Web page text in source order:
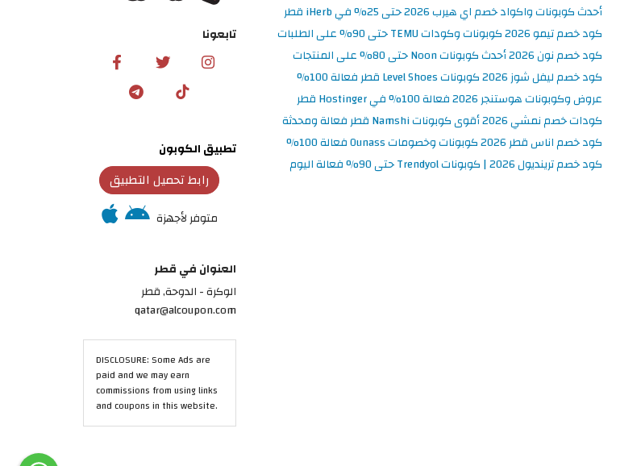
أحدث كوبونات واكواد خصم اي هيرب 2026 حتى 25% في iHerb قطر
كود خصم تيمو 2026 كوبونات وكودات TEMU حتى 90% على الطلبات
كود خصم نون 2026 أحدث كوبونات Noon حتى 80% على المنتجات
كود خصم ليفل شوز 2026 كوبونات Level Shoes قطر فعالة 100%
عروض وكوبونات هوستنجر 2026 فعالة 100% في Hostinger قطر
كودات خصم نمشي 2026 أقوى كوبونات Namshi قطر فعالة ومحدثة
كود خصم اناس قطر 2026 كوبونات وخصومات Ounass فعالة 100%
كود خصم ترينديول 2026 | كوبونات Trendyol حتى 90% فعالة اليوم
تابعونا
تطبيق الكوبون
رابط تحميل التطبيق
متوفر لأجهزة
العنوان في قطر
الوكرة - الدوحة, قطر
qatar@alcoupon.com
DISCLOSURE: Some Ads are
paid and we may earn
commissions from using links
and coupons in this website.